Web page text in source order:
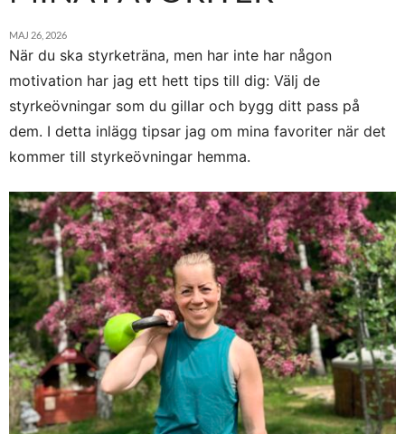
MAJ 26, 2026
När du ska styrketräna, men har inte har någon
motivation har jag ett hett tips till dig: Välj de
styrkeövningar som du gillar och bygg ditt pass på
dem. I detta inlägg tipsar jag om mina favoriter när det
kommer till styrkeövningar hemma.